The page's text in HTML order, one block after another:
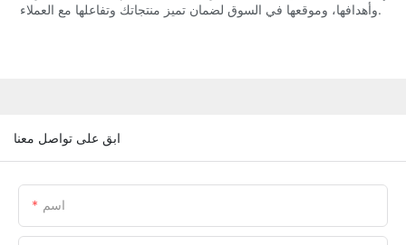
وأهدافها، وموقعها في السوق لضمان تميز منتجاتك وتفاعلها مع العملاء.
ابق على تواصل معنا
اسم